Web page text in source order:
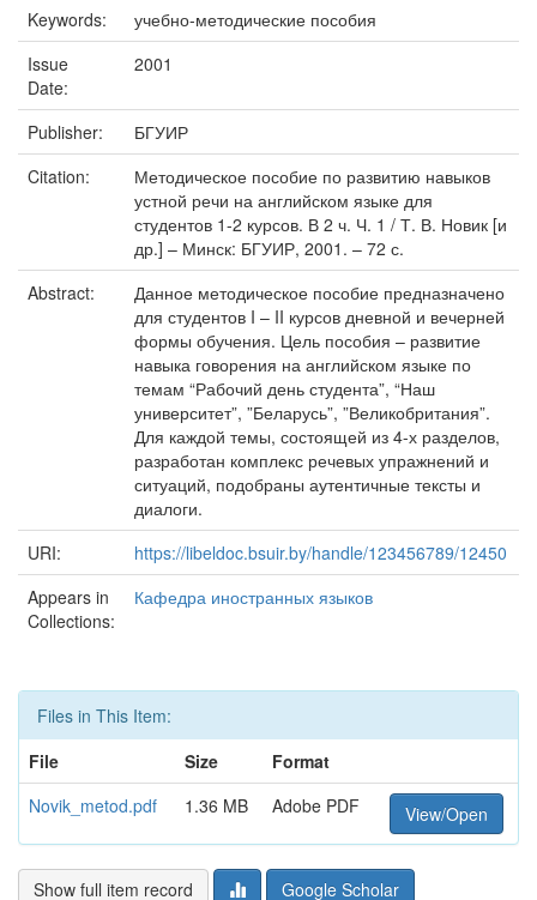
Keywords:
учебно-методические пособия
Issue
Date:
2001
Publisher:
БГУИР
Citation:
Методическое пособие по развитию навыков
устной речи на английском языке для
студентов 1-2 курсов. В 2 ч. Ч. 1 / Т. В. Новик [и
др.] – Минск: БГУИР, 2001. – 72 с.
Abstract:
Данное методическое пособие предназначено
для студентов I – II курсов дневной и вечерней
формы обучения. Цель пособия – развитие
навыка говорения на английском языке по
темам “Рабочий день студента”, “Наш
университет”, ”Беларусь”, ”Великобритания”.
Для каждой темы, состоящей из 4-х разделов,
разработан комплекс речевых упражнений и
ситуаций, подобраны аутентичные тексты и
диалоги.
URI:
https://libeldoc.bsuir.by/handle/123456789/12450
Appears in
Collections:
Кафедра иностранных языков
Files in This Item:
File
Size
Format
Novik_metod.pdf
1.36 MB Adobe PDF View/Open
Show full item record Google Scholar